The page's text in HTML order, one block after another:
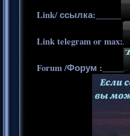
Link/ ссылка:______
Link telegram or max:
Forum /Форум :_____